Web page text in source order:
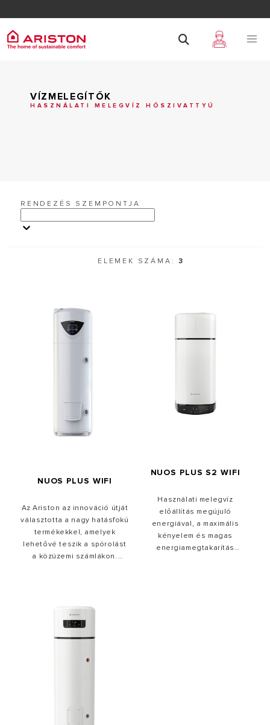
VÍZMELEGÍTŐK
HASZNÁLATI MELEGVÍZ HŐSZIVATTYÚ
RENDEZÉS SZEMPONTJA
ELEMEK SZÁMA:3
NUOS PLUS WIFI
Az Ariston az innováció útját
választotta a nagy hatásfokú
termékekkel, amelyek
lehetővé teszik a spórolást
a közüzemi számlákon.
hatékonyak és képesek
kielégíteni a meleg víz iránti
minden igényt, ugyanakkor
minimalizálják az
közvetlenül a kinti
NUOS PLUS S2 WIFI
Használati melegvíz
előállítás megújuló
energiával, a maximális
kényelem és magas
energiamegtakarítás